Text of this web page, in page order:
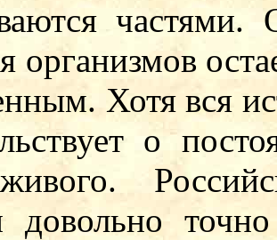
организмов
Хотя вся
о
довольно